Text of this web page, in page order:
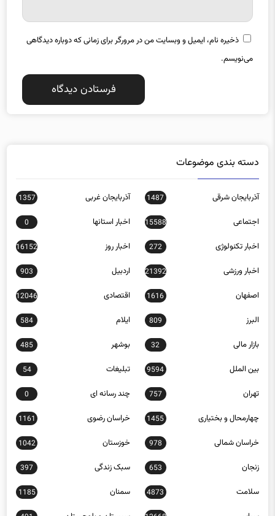
ذخیره نام، ایمیل و وبسایت من در مرورگر برای زمانی که دوباره دیدگاهی
می‌نویسم.
آذربایجان شرقی
اجتماعی 15588 اخبار استانها 0
اخبار تکنولوژی 272 اخبار روز 16152
اخبار ورزشی 21392 اردبیل 903
اصفهان 1616 اقتصادی 12046
البرز 809
584
بازار مالی 32 بوشهر 485
بین الملل 9594 تبلیغات 54
تهران 757 چند رسانه ای 0
چهارمحال و بختیاری 1455 خراسان رضوی 1161
خراسان شمالی 978 خوزستان 1042
زنجان 653 سبک زندگی 397
سلامت 4873 سمنان 1185
سیاسی 12668 سیستان و بلوچستان 491